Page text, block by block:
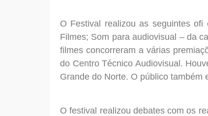
O Festival realizou as seguintes
Filmes; Som para audiovisual – da
filmes concorreram a várias
do Centro Técnico Audiovisual.
Grande do Norte. O público também
O festival realizou debates com os